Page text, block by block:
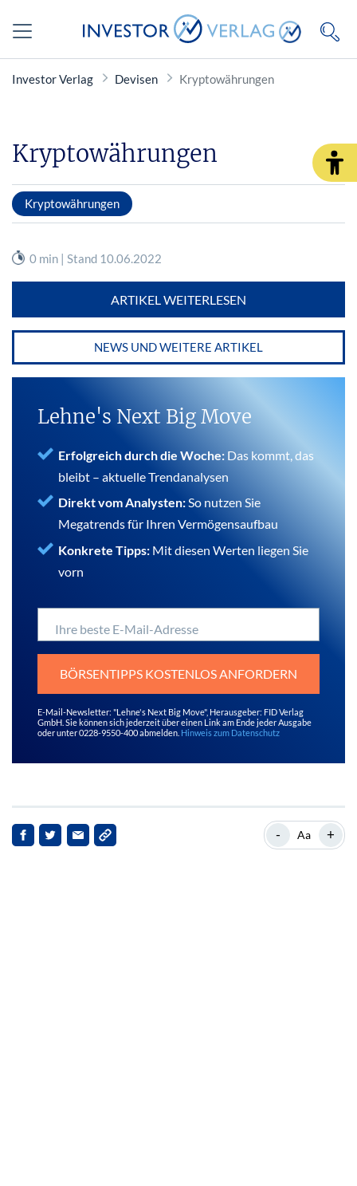
Investor Verlag Devisen Kryptowährungen
Kryptowährungen
Kryptowährungen
0 min | Stand 10.06.2022
ARTIKEL WEITERLESEN
NEWS UND WEITERE ARTIKEL
Lehne's Next Big Move
Erfolgreich durch die Woche: Das kommt, das
bleibt – aktuelle Trendanalysen
Direkt vom Analysten:So nutzen Sie
Megatrends für Ihren Vermögensaufbau
Konkrete Tipps: Mit diesen Werten liegen Sie
vorn
Ihre beste E-Mail-Adresse
BÖRSENTIPPS KOSTENLOS ANFORDERN
E-Mail-Newsletter: "Lehne's Next Big Move", Herausgeber: FID Verlag
GmbH. Sie können sich jederzeit über einen Link am Ende jeder Ausgabe
oder unter 0228-9550-400 abmelden. Hinweis zum Datenschutz
- Aa +